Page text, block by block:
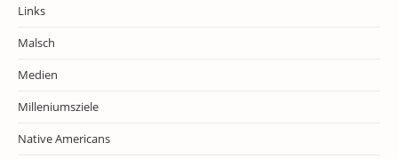
Links
Malsch
Medien
Milleniumsziele
Native Americans